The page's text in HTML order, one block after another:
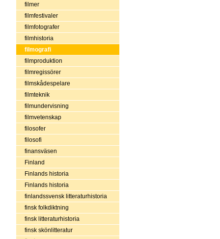
filmer
filmfestivaler
filmfotografer
filmhistoria
filmografi
filmproduktion
filmregissörer
filmskådespelare
filmteknik
filmundervisning
filmvetenskap
filosofer
filosofi
finansväsen
Finland
Finlands historia
Finlands historia
finlandssvensk litteraturhistoria
finsk folkdiktning
finsk litteraturhistoria
finsk skönlitteratur